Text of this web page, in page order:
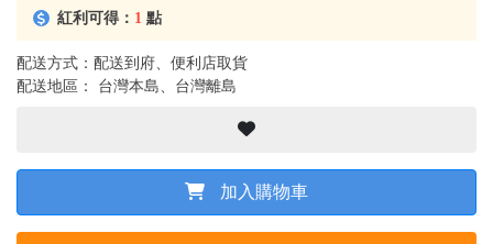
紅利可得： 1 點
配送方式：配送到府、便利店取貨
配送地區： 台灣本島、台灣離島
加入購物車